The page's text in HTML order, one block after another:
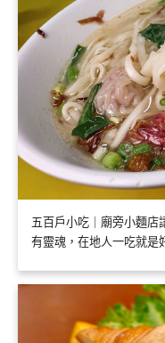
五百戶小吃｜廟旁小麵店
有靈魂，在地人一吃就是